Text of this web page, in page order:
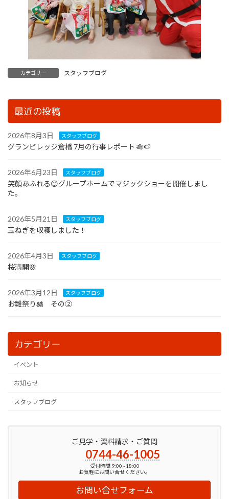
カテゴリー スタッフブログ
最近の投稿
2026年8月3日 スタッフブログ
グランビレッジ倉橋 7月の行事レポート 🎋🍉
2026年6月23日 スタッフブログ
笑顔あふれる😊グループホームでマジックショーを開催しまし
た。
2026年5月21日 スタッフブログ
玉ねぎを収穫しました！
2026年4月3日 スタッフブログ
桜満開🌸
2026年3月12日 スタッフブログ
お雛祭り🎎 その②
カテゴリー
イベント
お知らせ
スタッフブログ
ご見学・資料請求・ご質問
0744-46-1005
受付時間 9:00 - 18:00
お気軽にお問い合せください。
お問い合せフォーム